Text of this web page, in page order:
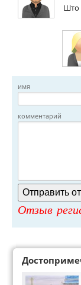
Што
имя
комментарий
Отзыв